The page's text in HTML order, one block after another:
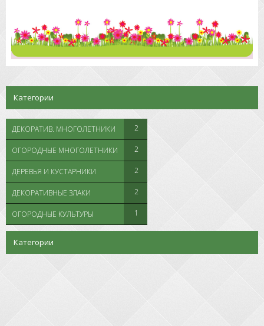
Категории
ДЕКОРАТИВ. МНОГОЛЕТНИКИ 2
ОГОРОДНЫЕ МНОГОЛЕТНИКИ 2
ДЕРЕВЬЯ И КУСТАРНИКИ 2
ДЕКОРАТИВНЫЕ ЗЛАКИ 2
ОГОРОДНЫЕ КУЛЬТУРЫ 1
Категории